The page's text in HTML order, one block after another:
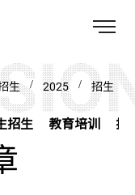
生/ 2025/ 招生
招生 教育培训 招